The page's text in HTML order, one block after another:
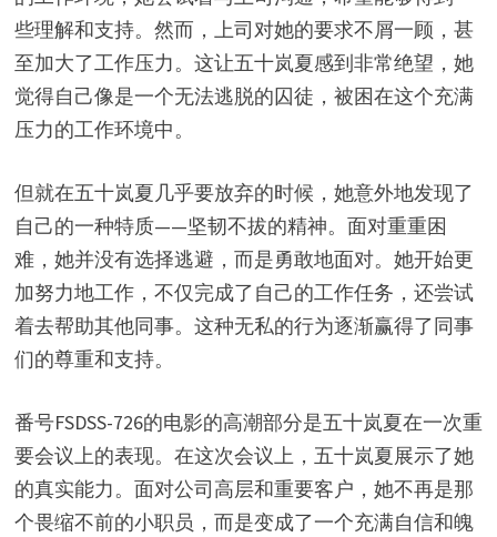
些理解和支持。然而，上司对她的要求不屑一顾，甚
至加大了工作压力。这让五十岚夏感到非常绝望，她
觉得自己像是一个无法逃脱的囚徒，被困在这个充满
压力的工作环境中。
但就在五十岚夏几乎要放弃的时候，她意外地发现了
自己的一种特质——坚韧不拔的精神。面对重重困
难，她并没有选择逃避，而是勇敢地面对。她开始更
加努力地工作，不仅完成了自己的工作任务，还尝试
着去帮助其他同事。这种无私的行为逐渐赢得了同事
们的尊重和支持。
番号FSDSS-726的电影的高潮部分是五十岚夏在一次重
要会议上的表现。在这次会议上，五十岚夏展示了她
的真实能力。面对公司高层和重要客户，她不再是那
个畏缩不前的小职员，而是变成了一个充满自信和魄